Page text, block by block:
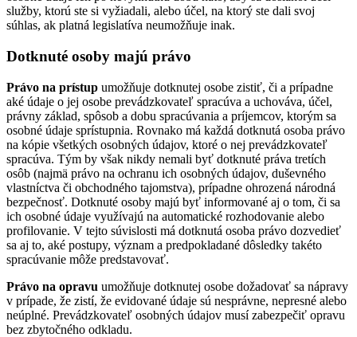
služby, ktorú ste si vyžiadali, alebo účel, na ktorý ste dali svoj
súhlas, ak platná legislatíva neumožňuje inak.
Dotknuté osoby majú právo
Právo na prístup umožňuje dotknutej osobe zistiť, či a prípadne
aké údaje o jej osobe prevádzkovateľ spracúva a uchováva, účel,
právny základ, spôsob a dobu spracúvania a príjemcov, ktorým sa
osobné údaje sprístupnia. Rovnako má každá dotknutá osoba právo
na kópie všetkých osobných údajov, ktoré o nej prevádzkovateľ
spracúva. Tým by však nikdy nemali byť dotknuté práva tretích
osôb (najmä právo na ochranu ich osobných údajov, duševného
vlastníctva či obchodného tajomstva), prípadne ohrozená národná
bezpečnosť. Dotknuté osoby majú byť informované aj o tom, či sa
ich osobné údaje využívajú na automatické rozhodovanie alebo
profilovanie. V tejto súvislosti má dotknutá osoba právo dozvedieť
sa aj to, aké postupy, význam a predpokladané dôsledky takéto
spracúvanie môže predstavovať.
Právo na opravu umožňuje dotknutej osobe dožadovať sa nápravy
v prípade, že zistí, že evidované údaje sú nesprávne, nepresné alebo
neúplné. Prevádzkovateľ osobných údajov musí zabezpečiť opravu
bez zbytočného odkladu.